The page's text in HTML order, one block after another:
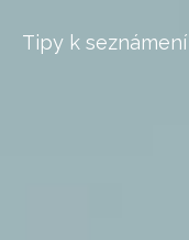
Tipy k seznámení